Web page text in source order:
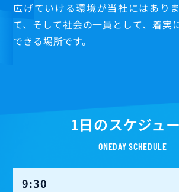
広げていける環境が当社にはあり
て、そして社会の一員として、着実
できる場所です。
1日のスケジュ
ONEDAY SCHEDULE
9:30